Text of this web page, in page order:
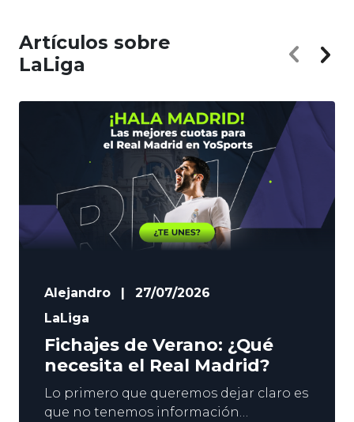
Artículos sobre
LaLiga
Alejandro
27/07/2026
LaLiga
Fichajes de Verano: ¿Qué
necesita el Real Madrid?
Lo primero que queremos dejar claro es
que no tenemos información